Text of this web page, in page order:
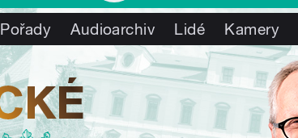
Pořady Audioarchiv Lidé Kamery